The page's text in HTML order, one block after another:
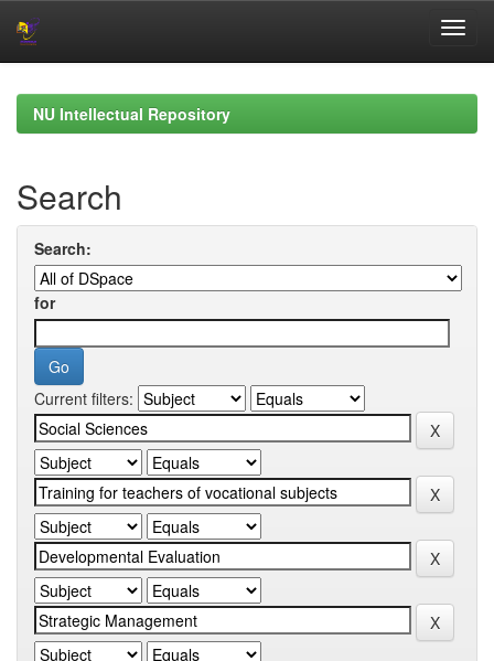
navigationNU Intellectual Repository
Search
Search:
for
Current filters: